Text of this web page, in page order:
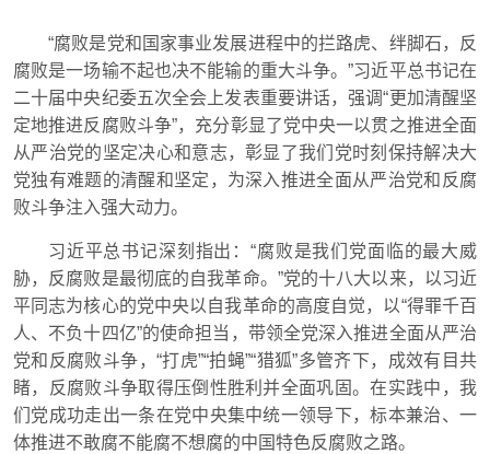
“腐败是党和国家事业发展进程中的拦路虎、绊脚石，反
腐败是一场输不起也决不能输的重大斗争。”习近平总书记在
二十届中央纪委五次全会上发表重要讲话，强调“更加清醒坚
定地推进反腐败斗争”，充分彰显了党中央一以贯之推进全面
从严治党的坚定决心和意志，彰显了我们党时刻保持解决大
党独有难题的清醒和坚定，为深入推进全面从严治党和反腐
败斗争注入强大动力。
习近平总书记深刻指出：“腐败是我们党面临的最大威
胁，反腐败是最彻底的自我革命。”党的十八大以来，以习近
平同志为核心的党中央以自我革命的高度自觉，以“得罪千百
人、不负十四亿”的使命担当，带领全党深入推进全面从严治
党和反腐败斗争，“打虎”“拍蝇”“猎狐”多管齐下，成效有目共
睹，反腐败斗争取得压倒性胜利并全面巩固。在实践中，我
们党成功走出一条在党中央集中统一领导下，标本兼治、一
体推进不敢腐不能腐不想腐的中国特色反腐败之路。